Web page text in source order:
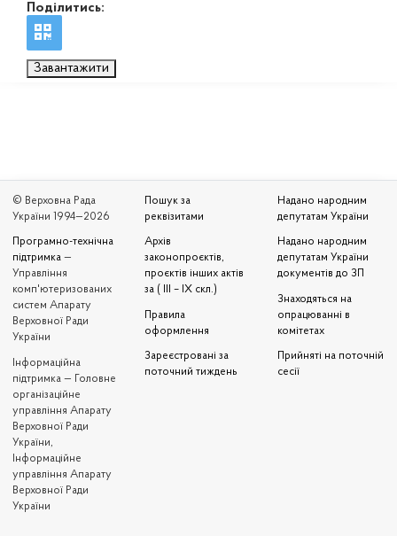
Поділитись:
Завантажити
© Верховна Рада
України 1994—2026
Програмно-технічна
підтримка —
Управління
комп'ютеризованих
систем Апарату
Верховної Ради
України
Iнформаційна
підтримка — Головне
організаційне
управління Апарату
Верховної Ради
України,
Інформаційне
управління Апарату
Верховної Ради
України
Пошук за
реквізитами
Архів
законопроєктів,
проєктів інших актів
за ( III – IX скл.)
Правила
оформлення
Зареєстровані за
поточний тиждень
Надано народним
депутатам України
Надано народним
депутатам України
документів до ЗП
Знаходяться на
опрацюванні в
комітетах
Прийняті на поточній
сесії